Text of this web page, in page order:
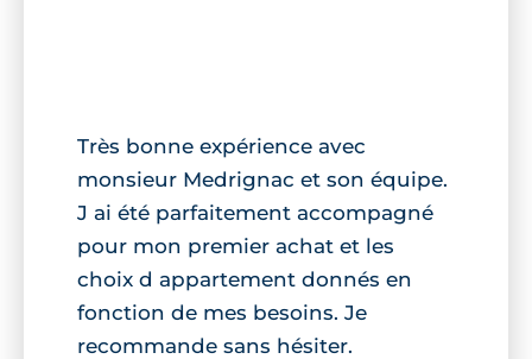
Très bonne expérience avec
monsieur Medrignac et son équipe.
J ai été parfaitement accompagné
pour mon premier achat et les
choix d appartement donnés en
fonction de mes besoins. Je
recommande sans hésiter.